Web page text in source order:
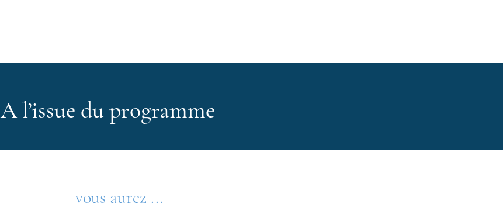
A l’issue du programme
vous aurez ...